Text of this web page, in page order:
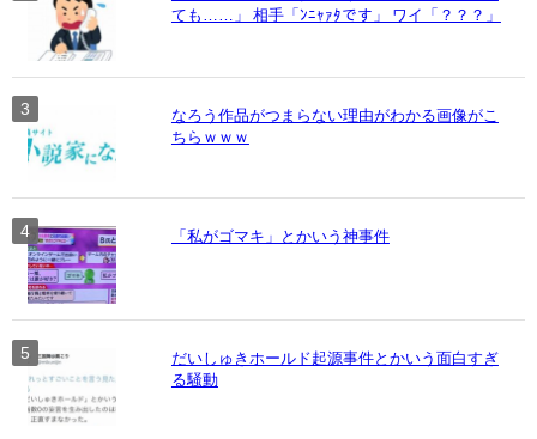
ても……」 相手「ﾝﾆｬｧﾀです」 ワイ「？？？」
なろう作品がつまらない理由がわかる画像がこ
ちらｗｗｗ
「私がゴマキ」とかいう神事件
だいしゅきホールド起源事件とかいう面白すぎ
る騒動